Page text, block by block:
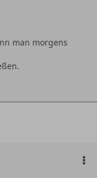
man morgens